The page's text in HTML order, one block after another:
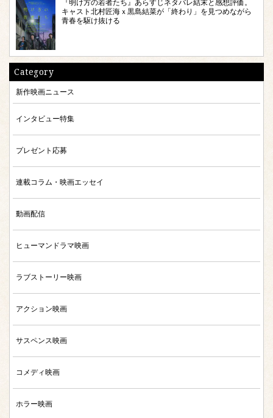
『明け方の若者たち』あらすじネタバレ結末と感想評価。
キャスト北村匠海ｘ黒島結菜が「終わり」を見つめながら
青春を駆け抜ける
Category
新作映画ニュース
インタビュー特集
プレゼント応募
連載コラム・映画エッセイ
動画配信
ヒューマンドラマ映画
ラブストーリー映画
アクション映画
サスペンス映画
コメディ映画
ホラー映画